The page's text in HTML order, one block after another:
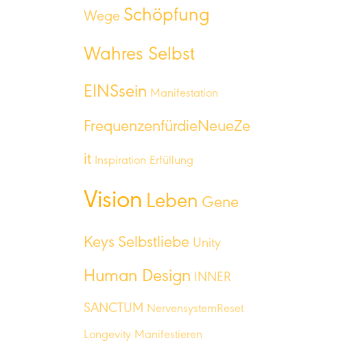
Wege Schöpfung
Wahres Selbst
EINSsein Manifestation
FrequenzenfürdieNeueZe
it Inspiration Erfüllung
Vision Leben Gene
Keys Selbstliebe Unity
Human Design INNER
SANCTUM NervensystemReset
Longevity Manifestieren